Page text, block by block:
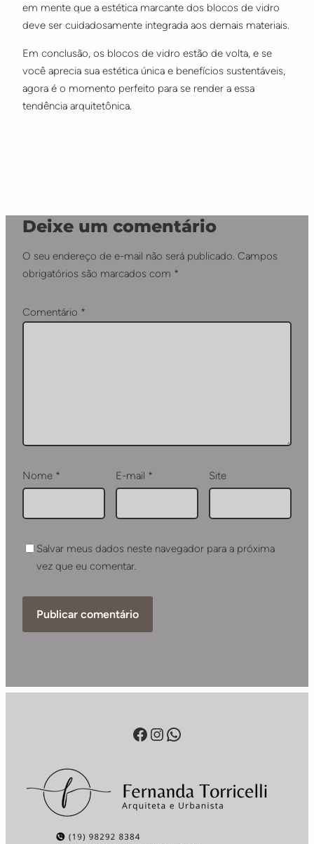
em mente que a estética marcante dos blocos de vidro
deve ser cuidadosamente integrada aos demais materiais.
Em conclusão, os blocos de vidro estão de volta, e se
você aprecia sua estética única e benefícios sustentáveis,
agora é o momento perfeito para se render a essa
tendência arquitetônica.
Deixe um comentário
O seu endereço de e-mail não será publicado. Campos
obrigatórios são marcados com *
Comentário *
Nome * E-mail * Site
Salvar meus dados neste navegador para a próxima
vez que eu comentar.
Facebook
Instagram
WhatsApp